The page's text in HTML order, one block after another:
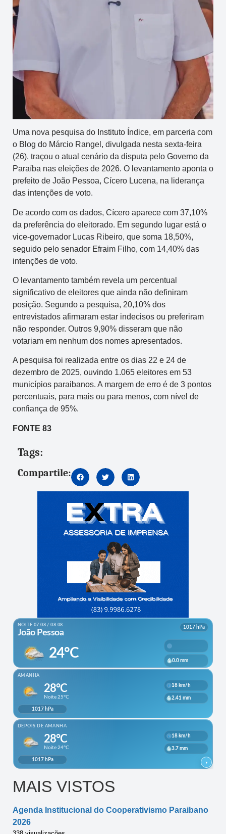
Uma nova pesquisa do Instituto Índice, em parceria com
o Blog do Márcio Rangel, divulgada nesta sexta-feira
(26), traçou o atual cenário da disputa pelo Governo da
Paraíba nas eleições de 2026. O levantamento aponta o
prefeito de João Pessoa, Cícero Lucena, na liderança
das intenções de voto.
De acordo com os dados, Cícero aparece com 37,10%
da preferência do eleitorado. Em segundo lugar está o
vice-governador Lucas Ribeiro, que soma 18,50%,
seguido pelo senador Efraim Filho, com 14,40% das
intenções de voto.
O levantamento também revela um percentual
significativo de eleitores que ainda não definiram
posição. Segundo a pesquisa, 20,10% dos
entrevistados afirmaram estar indecisos ou preferiram
não responder. Outros 9,90% disseram que não
votariam em nenhum dos nomes apresentados.
A pesquisa foi realizada entre os dias 22 e 24 de
dezembro de 2025, ouvindo 1.065 eleitores em 53
municípios paraibanos. A margem de erro é de 3 pontos
percentuais, para mais ou para menos, com nível de
confiança de 95%.
FONTE 83
Tags:
Compartile:
MAIS VISTOS
Agenda Institucional do Cooperativismo Paraibano
2026